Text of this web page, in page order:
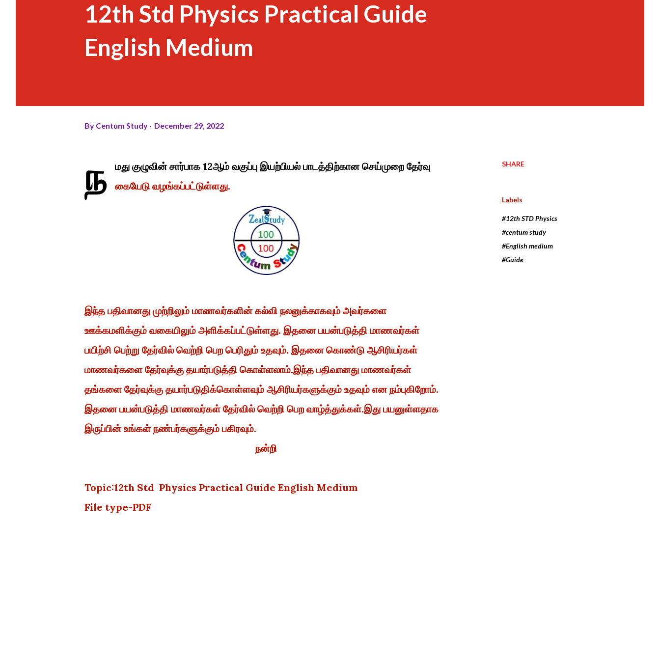
12th Std Physics Practical Guide
English Medium
By Centum Study December 29, 2022
ந
மது குழுவின் சார்பாக 12ஆம் வகுப்பு இயற்பியல் பாடத்திற்கான செய்முறை தேர்வு
கையேடு வழங்கப்பட்டுள்ளது.
இந்த பதிவானது முற்றிலும் மாணவர்களின் கல்வி நலனுக்காகவும் அவர்களை
ஊக்கமளிக்கும் வகையிலும் அளிக்கப்பட்டுள்ளது. இதனை பயன்படுத்தி மாணவர்கள்
பயிற்சி பெற்று தேர்வில் வெற்றி பெற பெரிதும் உதவும். இதனை கொண்டு ஆசிரியர்கள்
மாணவர்களை தேர்வுக்கு தயார்படுத்தி கொள்ளலாம்.இந்த பதிவானது மாணவர்கள்
தங்களை தேர்வுக்கு தயார்படுதிக்கொள்ளவும் ஆசிரியர்களுக்கும் உதவும் என நம்புகிறோம்.
இதனை பயன்படுத்தி மாணவர்கள் தேர்வில் வெற்றி பெற வாழ்த்துக்கள்.இது பயனுள்ளதாக
இருப்பின் உங்கள் நண்பர்களுக்கும் பகிரவும்.
நன்றி
Topic:12th Std Physics Practical Guide English Medium
File type-PDF
SHARE
Labels
#12th STD Physics
#centum study
#English medium
#Guide